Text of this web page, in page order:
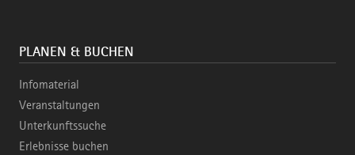
PLANEN & BUCHEN
Infomaterial
Veranstaltungen
Unterkunftssuche
Erlebnisse buchen